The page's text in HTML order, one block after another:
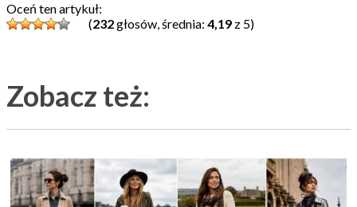
Oceń ten artykuł:
(232głosów, średnia: 4,19 z 5)
Zobacz też: